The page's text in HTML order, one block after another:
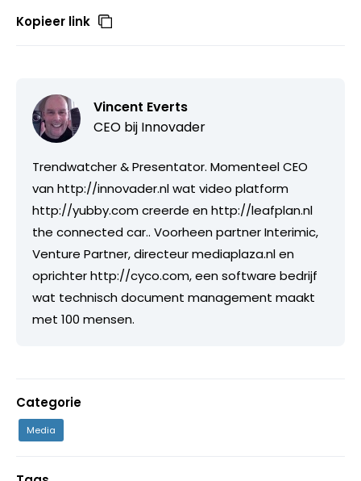
Kopieer link
Vincent Everts
CEO bij Innovader
Trendwatcher & Presentator. Momenteel CEO
van http://innovader.nl wat video platform
http://yubby.com creerde en http://leafplan.nl
the connected car.. Voorheen partner Interimic,
Venture Partner, directeur mediaplaza.nl en
oprichter http://cyco.com, een software bedrijf
wat technisch document management maakt
met 100 mensen.
Categorie
Media